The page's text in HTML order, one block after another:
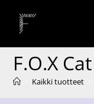
F.O.X
Kaikki tuotteet